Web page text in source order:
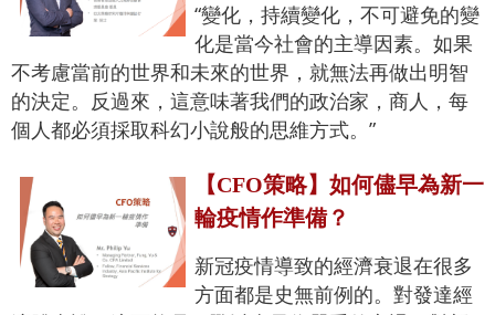
“變化，持續變化，不可避免的變
化是當今社會的主導因素。如果
不考慮當前的世界和未來的世界，就無法再做出明智
的決定。反過來，這意味著我們的政治家，商人，每
個人都必須採取科幻小說般的思維方式。”
【CFO策略】如何儘早為新一
輪疫情作準備？
新冠疫情導致的經濟衰退在很多
方面都是史無前例的。對發達經